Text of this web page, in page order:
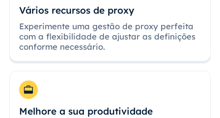
Vários recursos de proxy
Experimente uma gestão de proxy perfeita
com a flexibilidade de ajustar as definições
conforme necessário.
Melhore a sua produtividade